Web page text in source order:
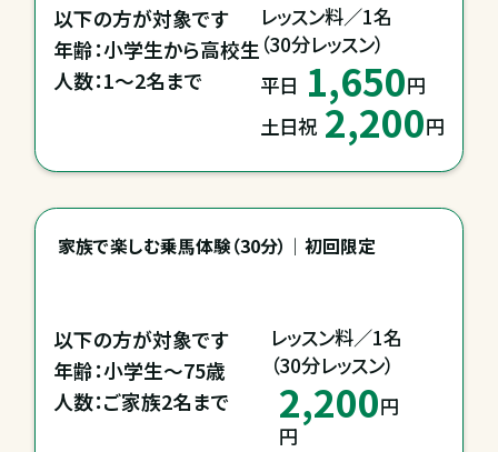
以下の方が対象です
年齢：小学生から高校生
人数：1～2名まで
レッスン料／1名
（30分レッスン）
平日 1,650円
土日祝 2,200円
家族で楽しむ乗馬体験（30分）｜初回限定
以下の方が対象です
年齢：小学生～75歳
人数：ご家族2名まで
レッスン料／1名
（30分レッスン）
2,200円
円